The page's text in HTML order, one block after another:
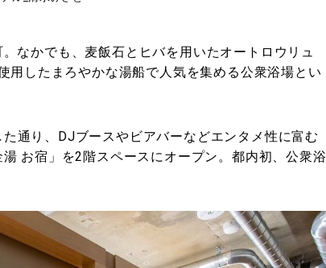
なかでも、麦飯石とヒバを用いたオートロウリュ
用したまろやかな湯船で人気を集める公衆浴場とい
た通り、DJブースやビアバーなどエンタメ性に富む
お宿」を2階スペースにオープン。都内初、公衆浴